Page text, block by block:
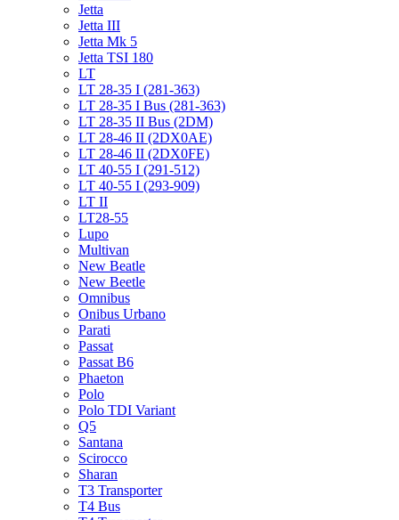
Jetta
Jetta III
Jetta Mk 5
Jetta TSI 180
LT
LT 28-35 I (281-363)
LT 28-35 I Bus (281-363)
LT 28-35 II Bus (2DM)
LT 28-46 II (2DX0AE)
LT 28-46 II (2DX0FE)
LT 40-55 I (291-512)
LT 40-55 I (293-909)
LT II
LT28-55
Lupo
Multivan
New Beatle
New Beetle
Omnibus
Onibus Urbano
Parati
Passat
Passat B6
Phaeton
Polo
Polo TDI Variant
Q5
Santana
Scirocco
Sharan
T3 Transporter
T4 Bus